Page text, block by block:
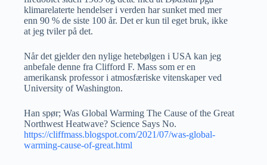
klimarelaterte hendelser i verden har sunket med mer
enn 90 % de siste 100 år. Det er kun til eget bruk, ikke
at jeg tviler på det.
Når det gjelder den nylige hetebølgen i USA kan jeg
anbefale denne fra Clifford F. Mass som er en
amerikansk professor i atmosfæriske vitenskaper ved
University of Washington.
Han spør; Was Global Warming The Cause of the Great
Northwest Heatwave? Science Says No.
https://cliffmass.blogspot.com/2021/07/was-global-
warming-cause-of-great.html